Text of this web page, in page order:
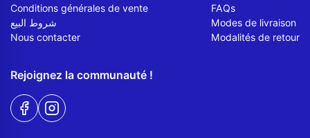
Conditions générales de vente
شروط البيع
Nous contacter
FAQs
Modes de livraison
Modalités de retour
Rejoignez la communauté !